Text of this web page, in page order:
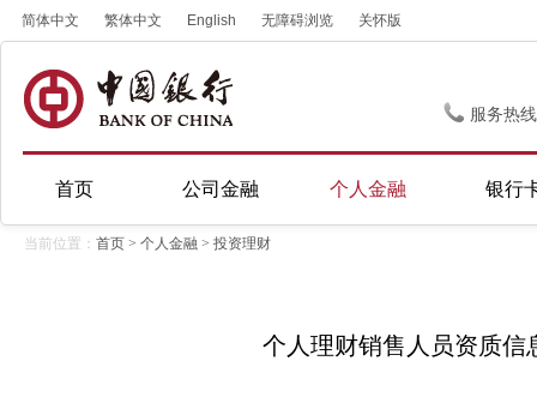
简体中文 繁体中文 English 无障碍浏览 关怀版
服务热
首页 公司金融 个人金融 银行
当前位置： 首页 > 个人金融 > 投资理财
个人理财销售人员资质信